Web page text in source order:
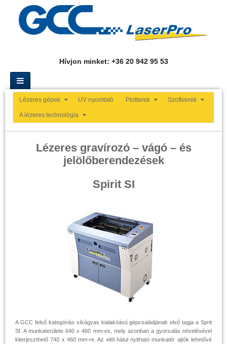
Hívjon minket: +36 20 942 95 53
Lézeres gépek UV nyomtató Plotterek Szoftverek
A lézeres technológia
Lézeres gravírozó – vágó – és
jelölőberendezések
Spirit SI
A GCC felső kategóriás síkágyas kialakítású gépcsaládjának első tagja a Sprit
SI. A munkaterülete 640 x 460 mm-es, mely azonban a gyorsulás növelésével
kiterjeszthető 740 x 460 mm-re. Az elöl hátul nyitható munkatér ajtók lehetővé